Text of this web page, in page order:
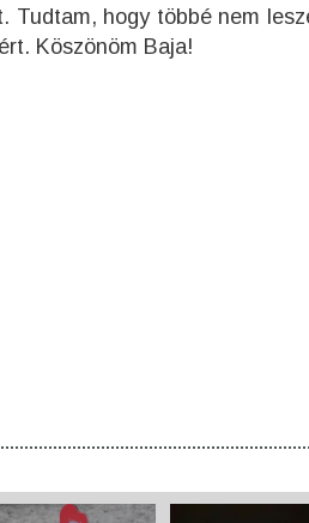
hogy többé nem
Köszönöm Baja!